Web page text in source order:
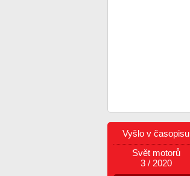
Vyšlo v časopisu
Svět motorů
3 / 2020